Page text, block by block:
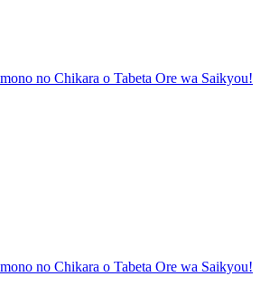
no Chikara o Tabeta Ore wa Saikyou!
no Chikara o Tabeta Ore wa Saikyou!